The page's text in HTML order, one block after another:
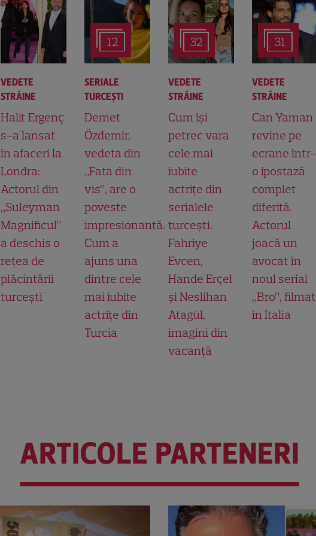
VEDETE
STRĂINE
Halit Ergenç
s-a lansat
în afaceri la
Londra:
Actorul din
„Suleyman
Magnificul”
a deschis o
rețea de
plăcintării
turcești
12
SERIALE
TURCEŞTI
Demet
Özdemir,
vedeta din
„Fata din
vis”, are o
poveste
impresionantă.
Cum a
ajuns una
dintre cele
mai iubite
actrițe din
Turcia
32
VEDETE
STRĂINE
Cum își
petrec vara
cele mai
iubite
actrițe din
serialele
turcești.
Fahriye
Evcen,
Hande Erçel
și Neslihan
Atagül,
imagini din
vacanță
31
VEDETE
STRĂINE
Can Yaman
revine pe
ecrane într-
o ipostază
complet
diferită.
Actorul
joacă un
avocat în
noul serial
„Bro”, filmat
în Italia
ARTICOLE PARTENERI